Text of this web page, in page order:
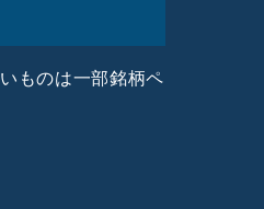
ものは一部銘柄ペ